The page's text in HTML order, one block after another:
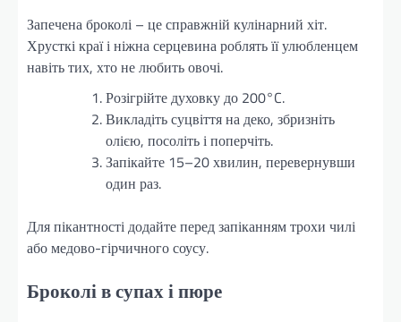
Запечена броколі – це справжній кулінарний хіт.
Хрусткі краї і ніжна серцевина роблять її улюбленцем
навіть тих, хто не любить овочі.
Розігрійте духовку до 200°C.
Викладіть суцвіття на деко, збризніть
олією, посоліть і поперчіть.
Запікайте 15–20 хвилин, перевернувши
один раз.
Для пікантності додайте перед запіканням трохи чилі
або медово-гірчичного соусу.
Броколі в супах і пюре